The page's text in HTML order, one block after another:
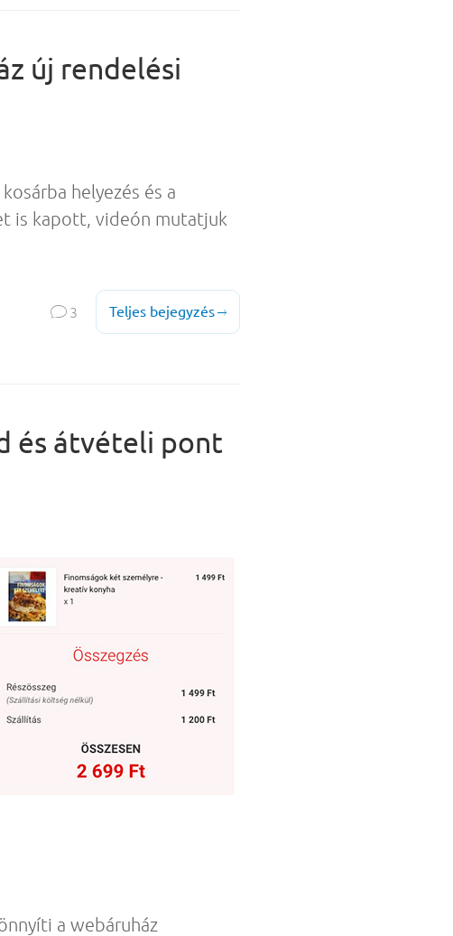
új rendelési
helyezés és a
is kapott, videón mutatjuk
3 Teljes bejegyzés
és átvételi pont
a webáruház